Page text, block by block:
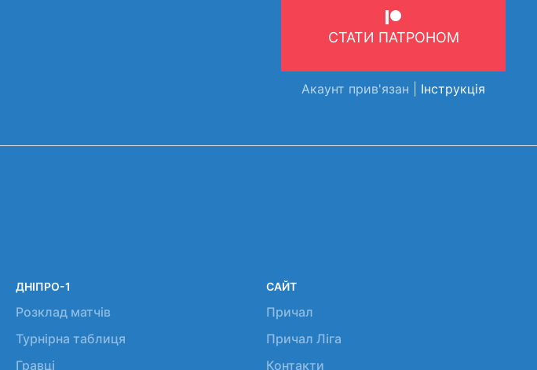
СТАТИ ПАТРОНОМ
Акаунт прив'язан | Інструкція
ДНІПРО-1
Розклад матчів
Турнірна таблиця
Гравці
САЙТ
Причал
Причал Ліга
Контакти